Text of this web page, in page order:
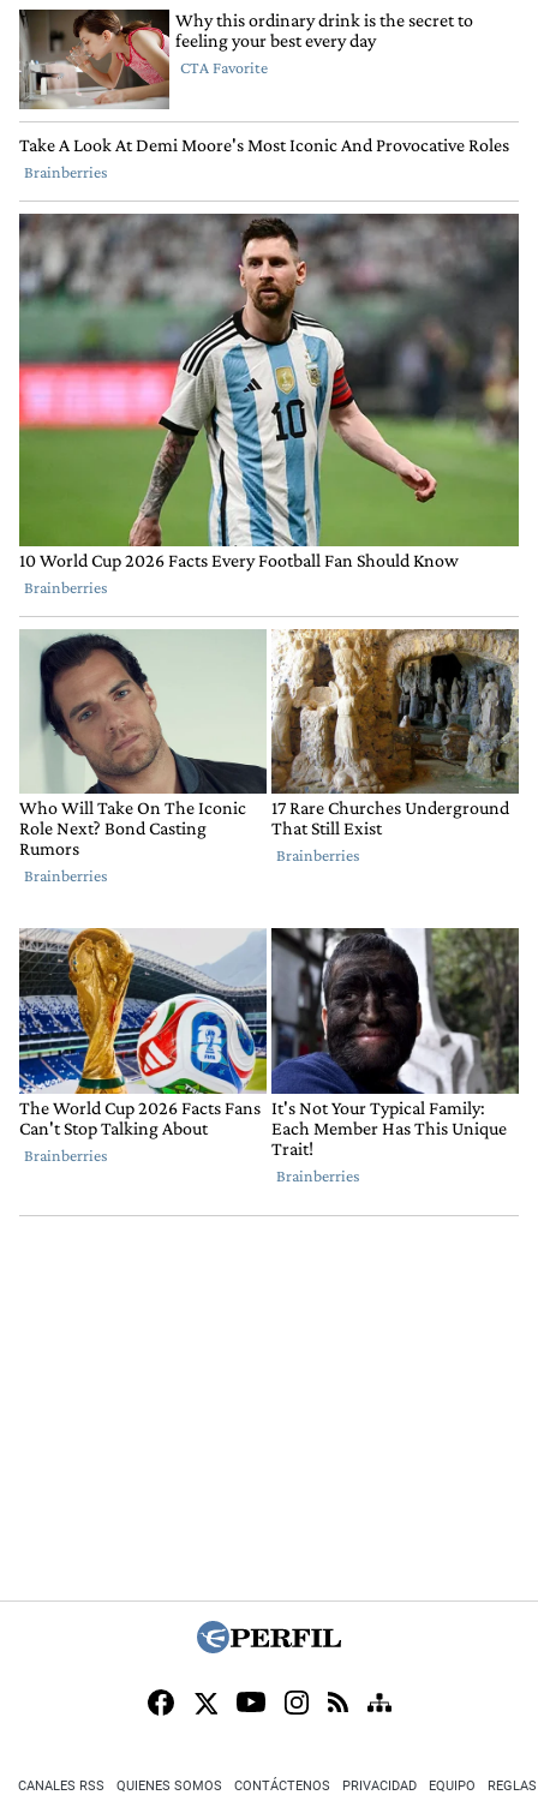
CANALES RSS QUIENES SOMOS CONTÁCTENOS PRIVACIDAD EQUIPO